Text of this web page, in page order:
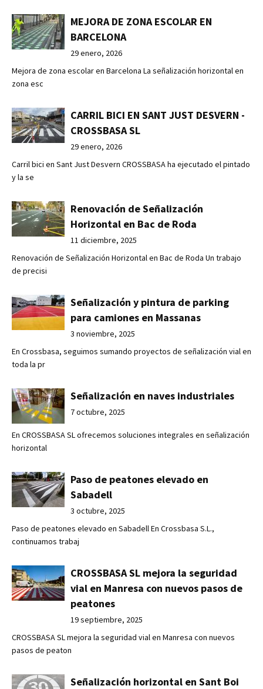
MEJORA DE ZONA ESCOLAR EN
BARCELONA
29 enero, 2026
Mejora de zona escolar en Barcelona La señalización horizontal en
zona esc
CARRIL BICI EN SANT JUST DESVERN -
CROSSBASA SL
29 enero, 2026
Carril bici en Sant Just Desvern CROSSBASA ha ejecutado el pintado
y la se
Renovación de Señalización
Horizontal en Bac de Roda
11 diciembre, 2025
Renovación de Señalización Horizontal en Bac de Roda Un trabajo
de precisi
Señalización y pintura de parking
para camiones en Massanas
3 noviembre, 2025
En Crossbasa, seguimos sumando proyectos de señalización vial en
toda la pr
Señalización en naves industriales
7 octubre, 2025
En CROSSBASA SL ofrecemos soluciones integrales en señalización
horizontal
Paso de peatones elevado en
Sabadell
3 octubre, 2025
Paso de peatones elevado en Sabadell En Crossbasa S.L.,
continuamos trabaj
CROSSBASA SL mejora la seguridad
vial en Manresa con nuevos pasos de
peatones
19 septiembre, 2025
CROSSBASA SL mejora la seguridad vial en Manresa con nuevos
pasos de peaton
Señalización horizontal en Sant Boi